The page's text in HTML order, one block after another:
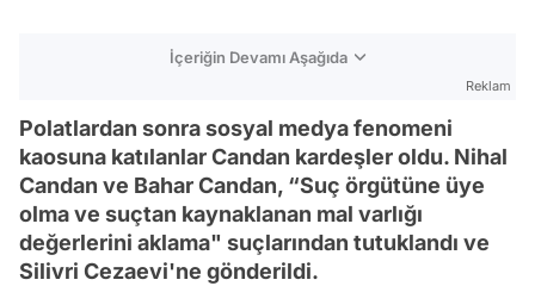
İçeriğin Devamı Aşağıda
Reklam
Polatlardan sonra sosyal medya fenomeni
kaosuna katılanlar Candan kardeşler oldu. Nihal
Candan ve Bahar Candan, “Suç örgütüne üye
olma ve suçtan kaynaklanan mal varlığı
değerlerini aklama" suçlarından tutuklandı ve
Silivri Cezaevi'ne gönderildi.